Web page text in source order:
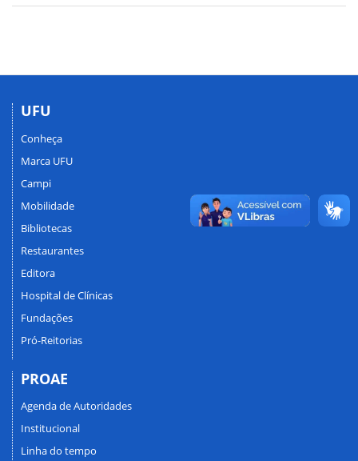
UFU
Conheça
Marca UFU
Campi
Mobilidade
Bibliotecas
Restaurantes
Editora
Hospital de Clínicas
Fundações
Pró-Reitorias
PROAE
Agenda de Autoridades
Institucional
Linha do tempo